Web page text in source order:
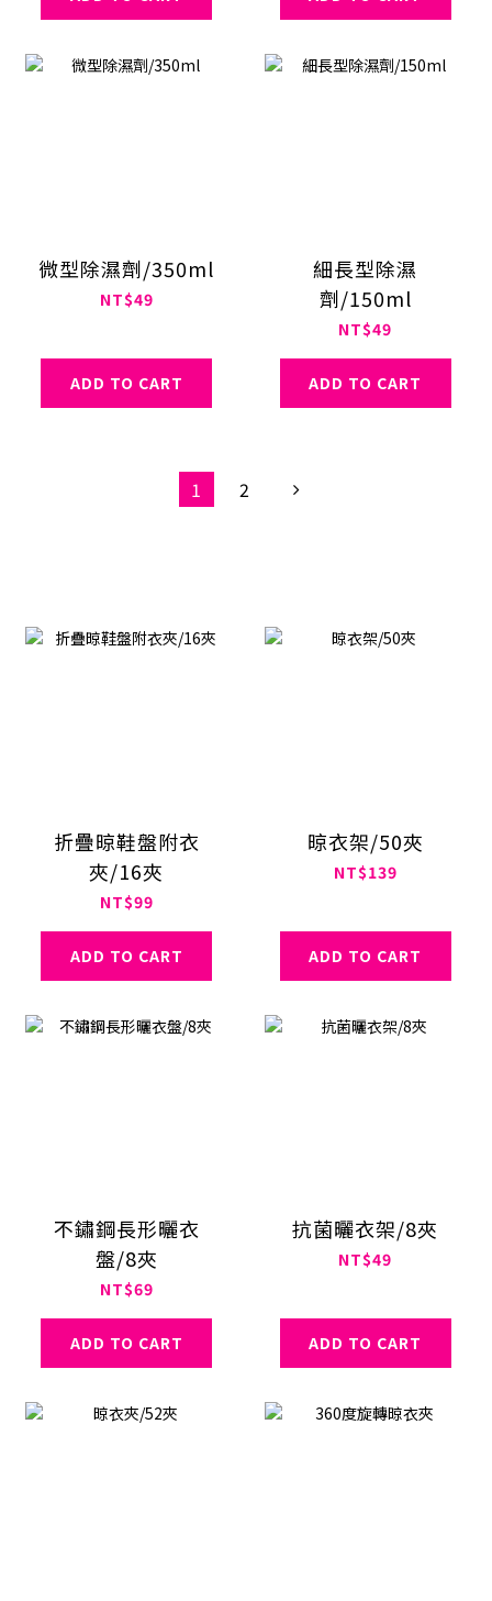
微型除濕劑/350ml
NT$49
ADD TO CART
細長型除濕
劑/150ml
NT$49
ADD TO CART
1 2
折疊晾鞋盤附衣
夾/16夾
NT$99
ADD TO CART
晾衣架/50夾
NT$139
ADD TO CART
不鏽鋼長形曬衣
盤/8夾
NT$69
ADD TO CART
抗菌曬衣架/8夾
NT$49
ADD TO CART